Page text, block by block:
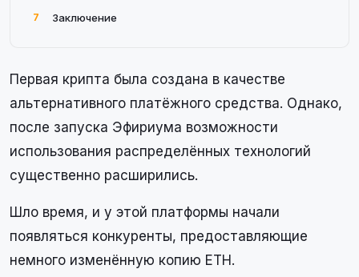
7 Заключение
Первая крипта была создана в качестве
альтернативного платёжного средства. Однако,
после запуска Эфириума возможности
использования распределённых технологий
существенно расширились.
Шло время, и у этой платформы начали
появляться конкуренты, предоставляющие
немного изменённую копию ETH.